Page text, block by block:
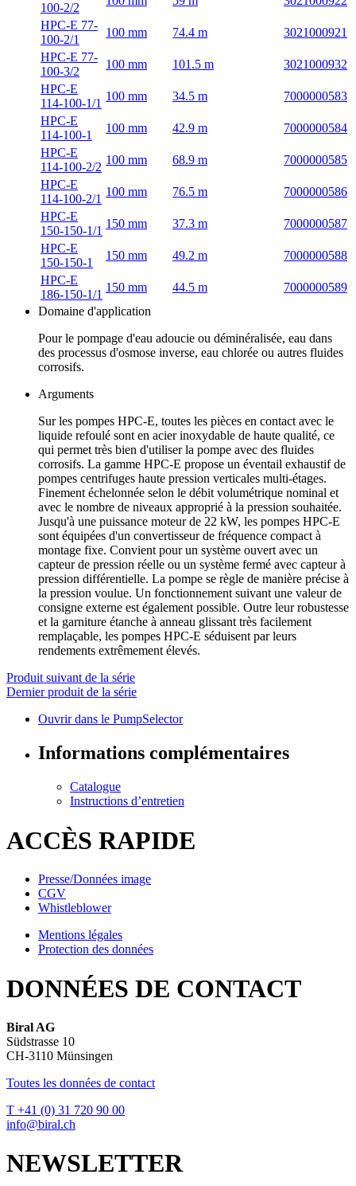
100-2/2
HPC-E 77-
100-2/1
100 mm 74.4 m
3021000921
HPC-E 77-
100-3/2
100 mm 101.5 m
3021000932
HPC-E
114-100-1/1
100 mm 34.5 m
7000000583
HPC-E
114-100-1
100 mm 42.9 m
7000000584
HPC-E
114-100-2/2
100 mm 68.9 m
7000000585
HPC-E
114-100-2/1
100 mm 76.5 m
7000000586
HPC-E
150-150-1/1
150 mm 37.3 m
7000000587
HPC-E
150-150-1
150 mm 49.2 m
7000000588
HPC-E
186-150-1/1
150 mm 44.5 m
7000000589
Domaine d'application
Pour le pompage d'eau adoucie ou déminéralisée, eau dans
des processus d'osmose inverse, eau chlorée ou autres fluides
corrosifs.
Arguments
Sur les pompes HPC-E, toutes les pièces en contact avec le
liquide refoulé sont en acier inoxydable de haute qualité, ce
qui permet très bien d'utiliser la pompe avec des fluides
corrosifs. La gamme HPC-E propose un éventail exhaustif de
pompes centrifuges haute pression verticales multi-étages.
Finement échelonnée selon le débit volumétrique nominal et
avec le nombre de niveaux approprié à la pression souhaitée.
Jusqu'à une puissance moteur de 22 kW, les pompes HPC-E
sont équipées d'un convertisseur de fréquence compact à
montage fixe. Convient pour un système ouvert avec un
capteur de pression réelle ou un système fermé avec capteur à
pression différentielle. La pompe se règle de manière précise à
la pression voulue. Un fonctionnement suivant une valeur de
consigne externe est également possible. Outre leur robustesse
et la garniture étanche à anneau glissant très facilement
remplaçable, les pompes HPC-E séduisent par leurs
rendements extrêmement élevés.
Produit suivant de la série
Dernier produit de la série
Ouvrir dans le PumpSelector
Informations complémentaires
Catalogue
Instructions d’entretien
ACCÈS RAPIDE
Presse/Données image
CGV
Whistleblower
Mentions légales
Protection des données
DONNÉES DE CONTACT
Biral AG
Südstrasse 10
CH-3110 Münsingen
Toutes les données de contact
T +41 (0) 31 720 90 00
info@biral.ch
NEWSLETTER